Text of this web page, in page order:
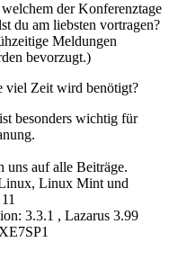
der Konferenztage
du am liebsten vortragen?
Meldungen
bevorzugt.)
viel Zeit wird benötigt?
besonders wichtig für
uns auf alle Beiträge.
Linux Mint und
3.3.1 , Lazarus 3.99